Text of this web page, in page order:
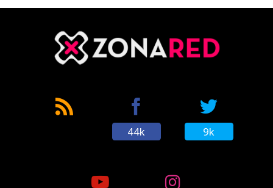
44k 9k